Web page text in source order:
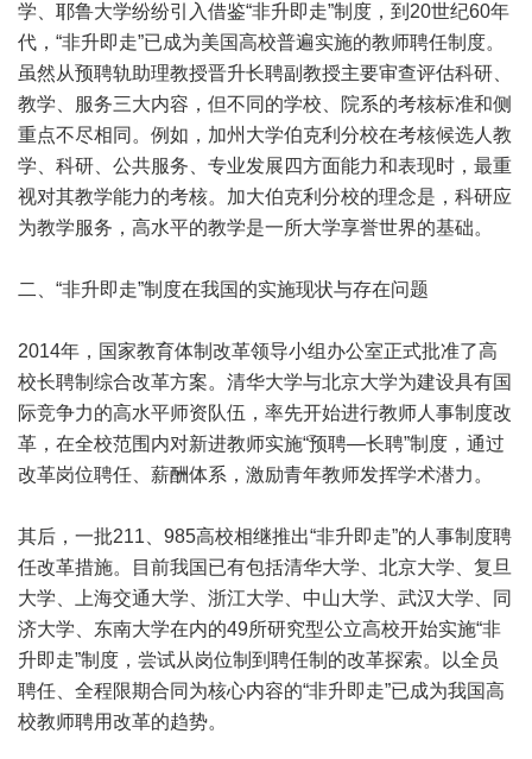
学、耶鲁大学纷纷引入借鉴“非升即走”制度，到20世纪60年
代，“非升即走”已成为美国高校普遍实施的教师聘任制度。
虽然从预聘轨助理教授晋升长聘副教授主要审查评估科研、
教学、服务三大内容，但不同的学校、院系的考核标准和侧
重点不尽相同。例如，加州大学伯克利分校在考核候选人教
学、科研、公共服务、专业发展四方面能力和表现时，最重
视对其教学能力的考核。加大伯克利分校的理念是，科研应
为教学服务，高水平的教学是一所大学享誉世界的基础。
二、“非升即走”制度在我国的实施现状与存在问题
2014年，国家教育体制改革领导小组办公室正式批准了高
校长聘制综合改革方案。清华大学与北京大学为建设具有国
际竞争力的高水平师资队伍，率先开始进行教师人事制度改
革，在全校范围内对新进教师实施“预聘—长聘”制度，通过
改革岗位聘任、薪酬体系，激励青年教师发挥学术潜力。
其后，一批211、985高校相继推出“非升即走”的人事制度聘
任改革措施。目前我国已有包括清华大学、北京大学、复旦
大学、上海交通大学、浙江大学、中山大学、武汉大学、同
济大学、东南大学在内的49所研究型公立高校开始实施“非
升即走”制度，尝试从岗位制到聘任制的改革探索。以全员
聘任、全程限期合同为核心内容的“非升即走”已成为我国高
校教师聘用改革的趋势。